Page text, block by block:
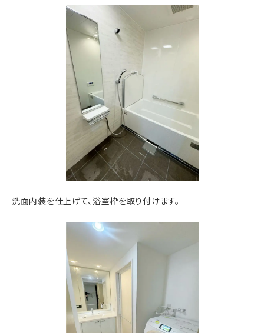
洗面内装を仕上げて、浴室枠を取り付けます。